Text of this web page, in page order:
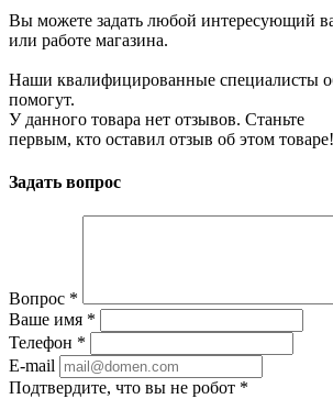
Вы можете задать любой интересующий
или работе магазина.
Наши квалифицированные специалисты
помогут.
У данного товара нет отзывов. Станьте
первым, кто оставил отзыв об этом товаре!
Задать вопрос
Вопрос *
Ваше имя *
Телефон *
E-mail
Подтвердите, что вы не робот *